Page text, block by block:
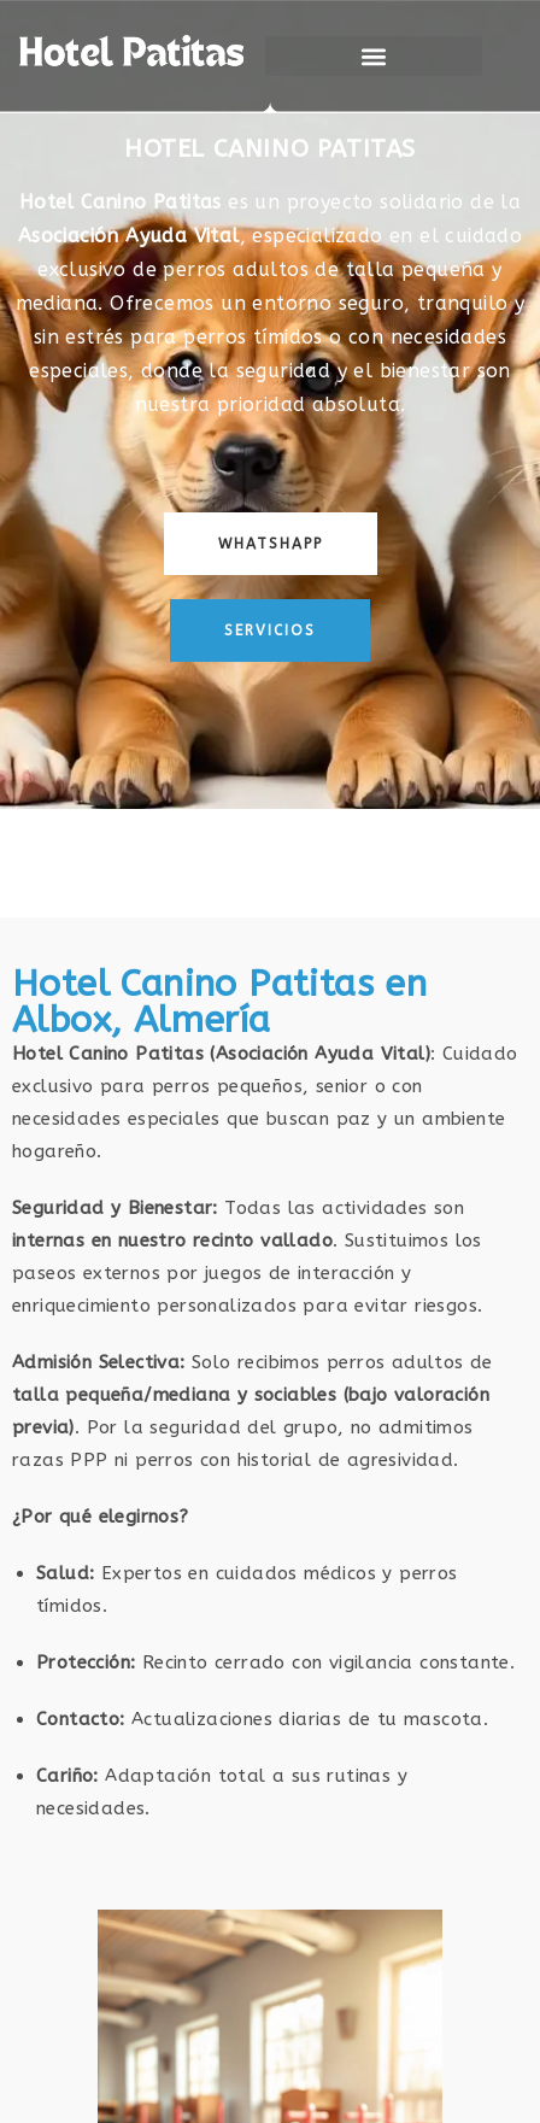
HOTEL CANINO PATITAS
Hotel Canino Patitas es un proyecto solidario de la
Asociación Ayuda Vital, especializado en el cuidado
exclusivo de perros adultos de talla pequeña y
mediana. Ofrecemos un entorno seguro, tranquilo y
sin estrés para perros tímidos o con necesidades
especiales, donde la seguridad y el bienestar son
nuestra prioridad absoluta.
WHATSHAPP
SERVICIOS
Hotel Canino Patitas en
Albox, Almería
Hotel Canino Patitas (Asociación Ayuda Vital): Cuidado
exclusivo para perros pequeños, senior o con
necesidades especiales que buscan paz y un ambiente
hogareño.
Seguridad y Bienestar: Todas las actividades son
internas en nuestro recinto vallado. Sustituimos los
paseos externos por juegos de interacción y
enriquecimiento personalizados para evitar riesgos.
Admisión Selectiva: Solo recibimos perros adultos de
talla pequeña/mediana y sociables (bajo valoración
previa). Por la seguridad del grupo, no admitimos
razas PPP ni perros con historial de agresividad.
¿Por qué elegirnos?
Salud: Expertos en cuidados médicos y perros
tímidos.
Protección: Recinto cerrado con vigilancia constante.
Contacto: Actualizaciones diarias de tu mascota.
Cariño: Adaptación total a sus rutinas y
necesidades.